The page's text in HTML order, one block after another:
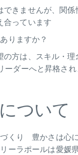
できませんが、関
合っています
りますか？
の方は、スキル・
ーダーへと昇格され
ついて
くり 豊かさは心
ーラポールは愛媛